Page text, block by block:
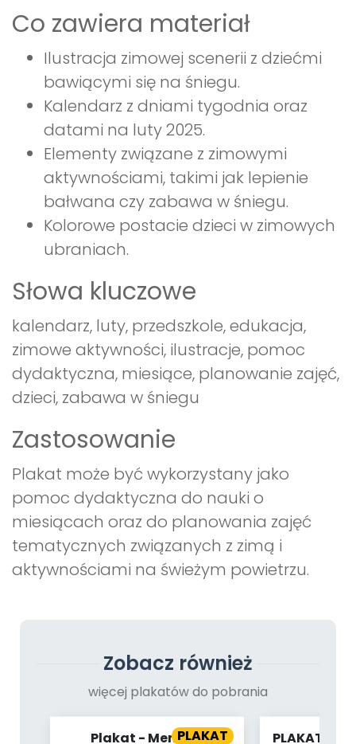
Co zawiera materiał
Ilustracja zimowej scenerii z dziećmi
bawiącymi się na śniegu.
Kalendarz z dniami tygodnia oraz
datami na luty 2025.
Elementy związane z zimowymi
aktywnościami, takimi jak lepienie
bałwana czy zabawa w śniegu.
Kolorowe postacie dzieci w zimowych
ubraniach.
Słowa kluczowe
kalendarz, luty, przedszkole, edukacja,
zimowe aktywności, ilustracje, pomoc
dydaktyczna, miesiące, planowanie zajęć,
dzieci, zabawa w śniegu
Zastosowanie
Plakat może być wykorzystany jako
pomoc dydaktyczna do nauki o
miesiącach oraz do planowania zajęć
tematycznych związanych z zimą i
aktywnościami na świeżym powietrzu.
Zobacz również
więcej plakatów do pobrania
PLAKAT
Plakat - Memory PLAKAT - NA